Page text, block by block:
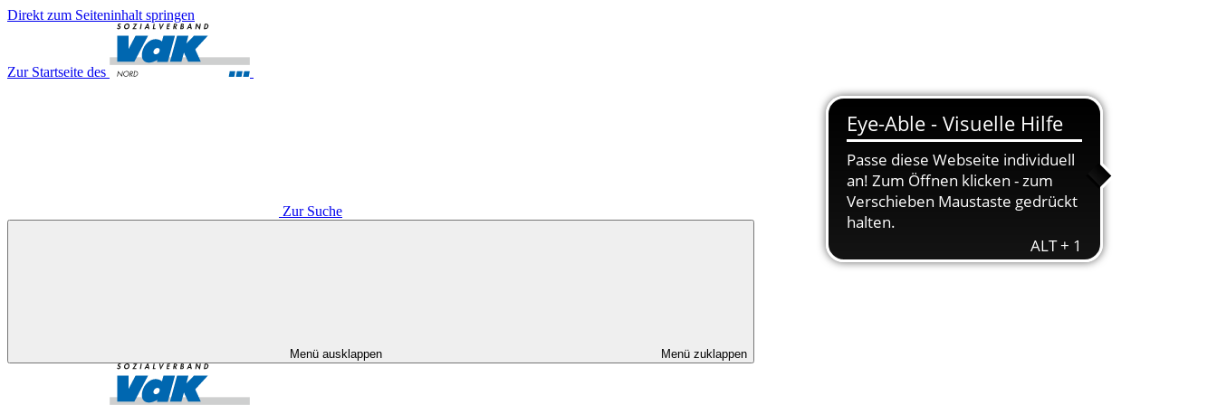
Direkt zum Seiteninhalt springen
Zur Startseite des
Zur Suche
Menü ausklappen Menü zuklappen